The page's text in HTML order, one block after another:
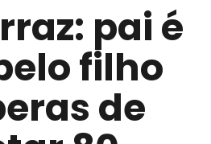
pai é
filho
de